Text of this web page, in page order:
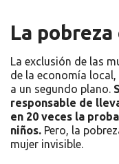
La
La exclusión de las
de la economía
a un segundo plano.
responsable de
en 20 veces la
niños. Pero, la
mujer invisible.